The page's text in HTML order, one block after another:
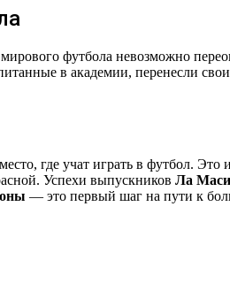
мирового футбола невозможно
в академии, перенесли
где учат играть в футбол.
Успехи выпускников Ла
— это первый шаг на пути к